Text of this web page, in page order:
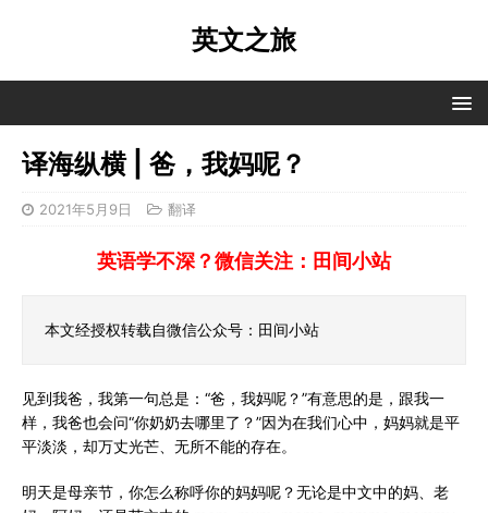
英文之旅
译海纵横 | 爸，我妈呢？
2021年5月9日 翻译
英语学不深？微信关注：田间小站
本文经授权转载自微信公众号：田间小站
见到我爸，我第一句总是：“爸，我妈呢？”有意思的是，跟我一
样，我爸也会问“你奶奶去哪里了？”因为在我们心中，妈妈就是平
平淡淡，却万丈光芒、无所不能的存在。
明天是母亲节，你怎么称呼你的妈妈呢？无论是中文中的妈、老